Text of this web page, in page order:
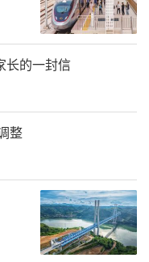
积水问题，韩城
多次现场调研，
争取政策和资金
敷设一条雨水管
管网，从而彻底
建设中，住建局
排工期，集中精
障，全力抢抓进
造工程已全部完
长的一封信
整